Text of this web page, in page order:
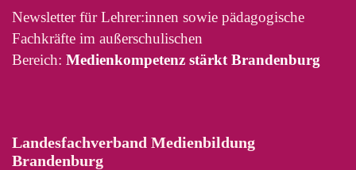
Newsletter für Lehrer:innen sowie pädagogische
Fachkräfte im außerschulischen
Bereich: Medienkompetenz stärkt Brandenburg
Landesfachverband Medienbildung
Brandenburg